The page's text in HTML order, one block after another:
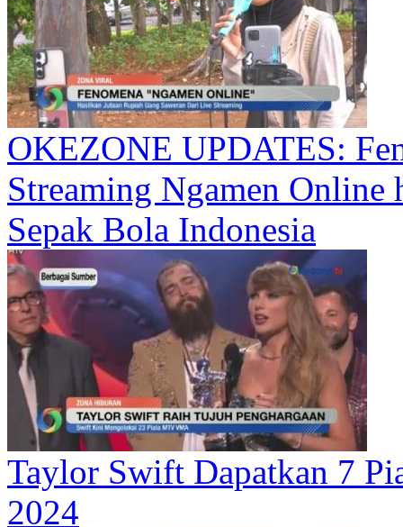
OKEZONE UPDATES:
Streaming Ngamen Online
Sepak Bola Indonesia
Taylor Swift Dapatkan 7
2024